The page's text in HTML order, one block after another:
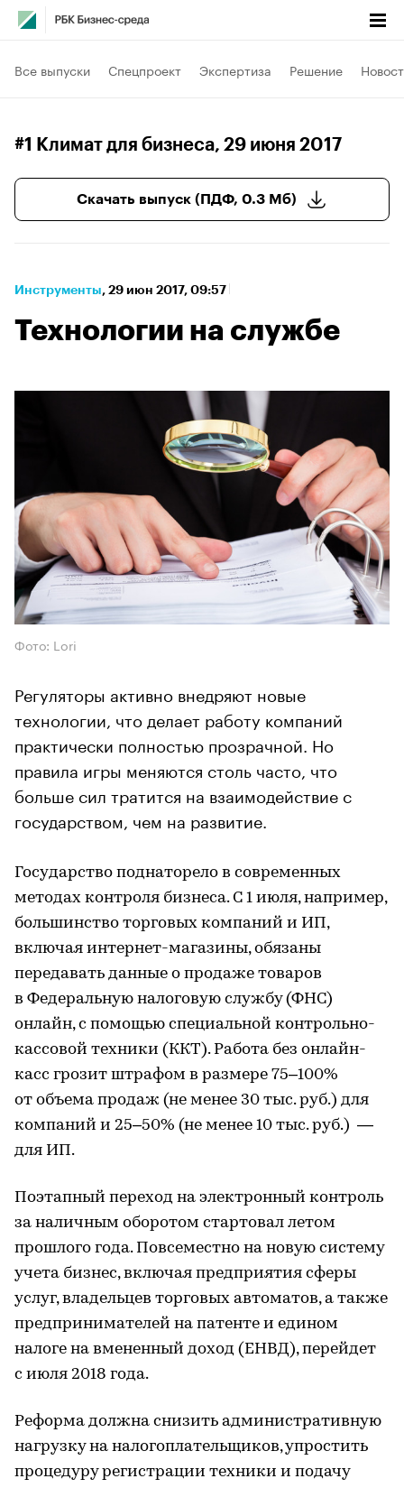
Все выпуски Спецпроект Экспертиза Решение
#1 Климат для бизнеса, 29 июня 2017
Скачать выпуск (ПДФ, 0.3 Мб)
Инструменты⁠, 29 июн 2017, 09:57
Технологии на службе
Фото: Lori
Регуляторы активно внедряют новые
технологии, что делает работу компаний
практически полностью прозрачной. Но
правила игры меняются столь часто, что
больше сил тратится на взаимодействие с
государством, чем на развитие.
Государство поднаторело в современных
методах контроля бизнеса. С 1 июля, например,
большинство торговых компаний и ИП,
включая интернет-магазины, обязаны
передавать данные о продаже товаров
в Федеральную налоговую службу (ФНС)
онлайн, с помощью специальной контрольно-
кассовой техники (ККТ). Работа без онлайн-
касс грозит штрафом в размере 75–100%
от объема продаж (не менее 30 тыс. руб.) для
компаний и 25–50% (не менее 10 тыс. руб.) —
для ИП.
Поэтапный переход на электронный контроль
за наличным оборотом стартовал летом
прошлого года. Повсеместно на новую систему
учета бизнес, включая предприятия сферы
услуг, владельцев торговых автоматов, а также
предпринимателей на патенте и едином
налоге на вмененный доход (ЕНВД), перейдет
с июля 2018 года.
Реформа должна снизить административную
нагрузку на налогоплательщиков, упростить
процедуру регистрации техники и подачу